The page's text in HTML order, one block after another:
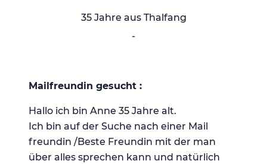
35 Jahre aus Thalfang
-
Mailfreundin gesucht :
Hallo ich bin Anne 35 Jahre alt.
Ich bin auf der Suche nach einer Mail
freundin /Beste Freundin mit der man
über alles sprechen kann und natürlich